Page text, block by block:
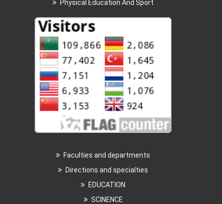
Physical Education And Sport
Faculties and departments
Directions and specialties
EDUCATION
SCINENCE